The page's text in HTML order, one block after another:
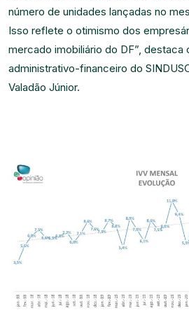
número de unidades lançadas no
Isso reflete o otimismo dos
mercado imobiliário do DF”,
administrativo-financeiro do
Valadão Júnior.